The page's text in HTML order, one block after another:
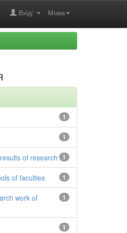
Мова
Вхід:
1
1
1
of research
1
of faculties
1
work of
1